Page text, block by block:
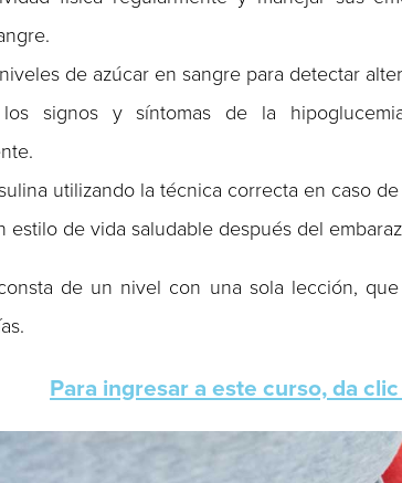
de azúcar en sangre para detectar
los signos y síntomas de la
utilizando la técnica correcta en caso
estilo de vida saludable después del
de un nivel con una sola lección,
Para ingresar a este curso, da